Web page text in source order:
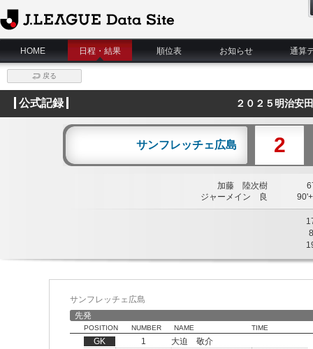
J.League Data Site
HOME
日程・結果 順位表 お知らせ 通算
戻る
公式記録 ２０２５明治安
サンフレッチェ広島 2
加藤 陸次樹
ジャーメイン 良
8
サンフレッチェ広島
先発
POSITION NUMBER NAME TIME
GK 1
大迫 敬介